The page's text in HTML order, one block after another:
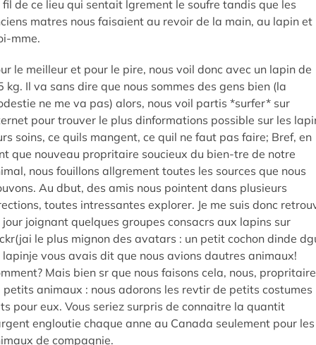
de ce lieu qui sentait lgrement le soufre tandis que les
matres nous faisaient au revoir de la main, au lapin et
mme.
le meilleur et pour le pire, nous voil donc avec un lapin de
kg. Il va sans dire que nous sommes des gens bien (la
ne me va pas) alors, nous voil partis *surfer* sur
pour trouver le plus dinformations possible sur les
soins, ce quils mangent, ce quil ne faut pas faire; Bref, en
que nouveau propritaire soucieux du bien-tre de notre
nous fouillons allgrement toutes les sources que nous
Au dbut, des amis nous pointent dans plusieurs
toutes intressantes explorer. Je me suis donc
jour joignant quelques groupes consacrs aux lapins sur
le plus mignon des avatars : un petit cochon dinde
lapinje vous avais dit que nous avions dautres animaux!
Mais bien sr que nous faisons cela, nous, propritaire
petits animaux : nous adorons les revtir de petits costumes
pour eux. Vous seriez surpris de connaitre la quantit
engloutie chaque anne au Canada seulement pour les
de compagnie.